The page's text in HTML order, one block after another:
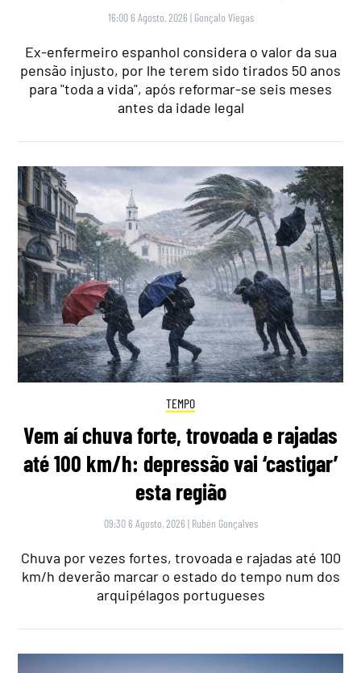
16:00 6 Agosto, 2026 | Gonçalo Viegas
Ex-enfermeiro espanhol considera o valor da sua
pensão injusto, por lhe terem sido tirados 50 anos
para "toda a vida", após reformar-se seis meses
antes da idade legal
TEMPO
Vem aí chuva forte, trovoada e rajadas
até 100 km/h: depressão vai ‘castigar’
esta região
09:30 6 Agosto, 2026 | Rubén Gonçalves
Chuva por vezes fortes, trovoada e rajadas até 100
km/h deverão marcar o estado do tempo num dos
arquipélagos portugueses